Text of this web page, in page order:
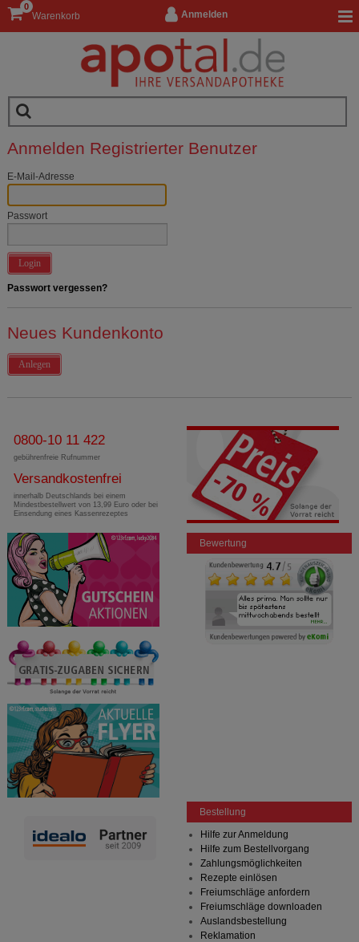
Anmelden
Warenkorb
0
Anmelden Registrierter Benutzer
E-Mail-Adresse
Passwort
Login
Passwort vergessen?
Neues Kundenkonto
Anlegen
0800-10 11 422
gebührenfreie Rufnummer
Versandkostenfrei
innerhalb Deutschlands bei einem
Mindestbestellwert von 13,99 Euro oder bei
Einsendung eines Kassenrezeptes
Bewertung
Bestellung
Hilfe zur Anmeldung
Hilfe zum Bestellvorgang
Zahlungsmöglichkeiten
Rezepte einlösen
Freiumschläge anfordern
Freiumschläge downloaden
Auslandsbestellung
Reklamation